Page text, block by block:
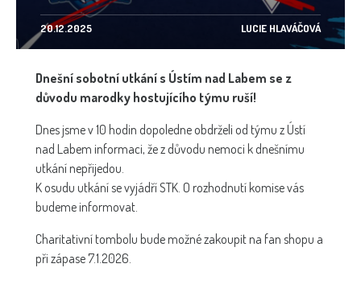
20.12.2025 LUCIE HLAVÁČOVÁ
Dnešní sobotní utkání s Ústím nad Labem se z
důvodu marodky hostujícího týmu ruší!
Dnes jsme v 10 hodin dopoledne obdrželi od týmu z Ústí
nad Labem informaci, že z důvodu nemoci k dnešnímu
utkání nepřijedou.
K osudu utkání se vyjádří STK. O rozhodnutí komise vás
budeme informovat.
Charitativní tombolu bude možné zakoupit na fan shopu a
při zápase 7.1.2026.